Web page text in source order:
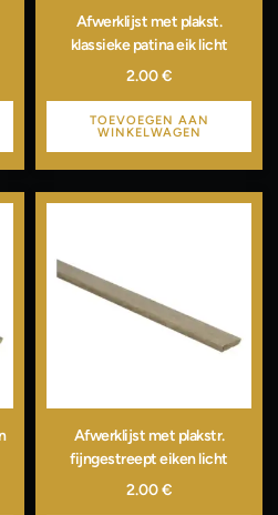
Afwerklijst met plakst.
klassieke patina eik licht
2.00€
TOEVOEGEN AAN
WINKELWAGEN
Afwerklijst met plakstr.
fijngestreept eiken licht
2.00€